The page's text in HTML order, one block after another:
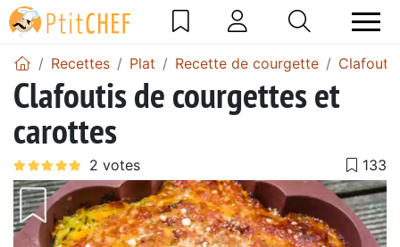
Recettes Plat Recette de courgette
Clafoutis de courgettes et
carottes